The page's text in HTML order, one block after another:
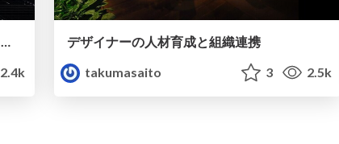
2.4k
デザイナーの⼈材育成と組織連携
takumasaito
3 2.5k